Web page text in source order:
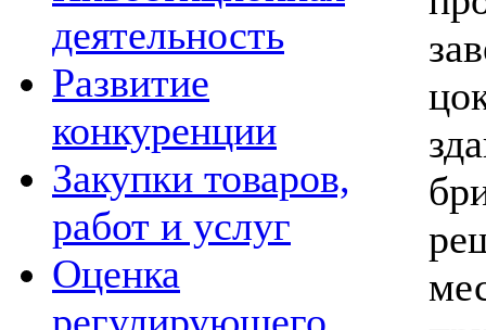
деятельность
Развитие
конкуренции
Закупки товаров,
работ и услуг
Оценка